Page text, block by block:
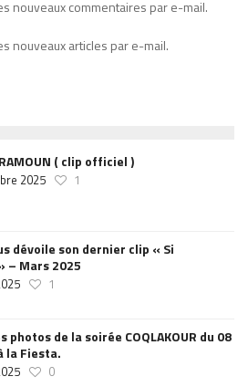
nouveaux commentaires par e-mail.
nouveaux articles par e-mail.
( clip officiel )
2025 1
dévoile son dernier clip « Si
– Mars 2025
1
photos de la soirée COQLAKOUR du 08
la Fiesta.
0